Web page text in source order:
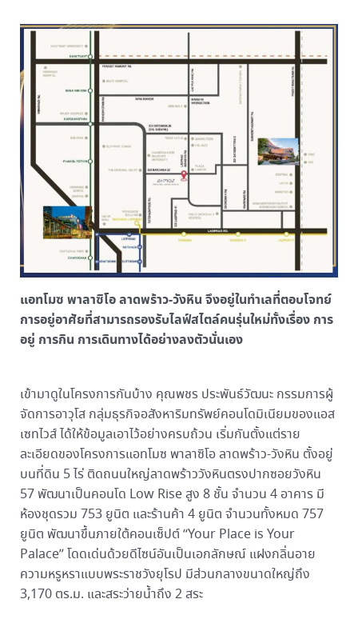
แอทโมซ พาลาซิโอ ลาดพร้าว-วังหิน จึงอยู่ในทำเลที่ตอบโจทย์
การอยู่อาศัยที่สามารถรองรับไลฟ์สไตล์คนรุ่นใหม่ทั้งเรื่อง การ
อยู่ การกิน การเดินทางได้อย่างลงตัวนั่นเอง
เข้ามาดูในโครงการกันบ้าง คุณพชร ประพันธ์วัฒนะ กรรมการผู้
จัดการอาวุโส กลุ่มธุรกิจอสังหาริมทรัพย์คอนโดมิเนียมของแอส
เซทไวส์ ได้ให้ข้อมูลเอาไว้อย่างครบถ้วน เริ่มกันตั้งแต่ราย
ละเอียดของโครงการแอทโมซ พาลาซิโอ ลาดพร้าว-วังหิน ตั้งอยู่
บนที่ดิน 5 ไร่ ติดถนนใหญ่ลาดพร้าววังหินตรงปากซอยวังหิน
57 พัฒนาเป็นคอนโด Low Rise สูง 8 ชั้น จำนวน 4 อาคาร มี
ห้องชุดรวม 753 ยูนิต และร้านค้า 4 ยูนิต จำนวนทั้งหมด 757
ยูนิต พัฒนาขึ้นภายใต้คอนเซ็ปต์ “Your Place is Your
Palace” โดดเด่นด้วยดีไซน์อันเป็นเอกลักษณ์ แฝงกลิ่นอาย
ความหรูหราแบบพระราชวังยุโรป มีส่วนกลางขนาดใหญ่ถึง
3,170 ตร.ม. ​และสระว่ายน้ำถึง 2 สระ